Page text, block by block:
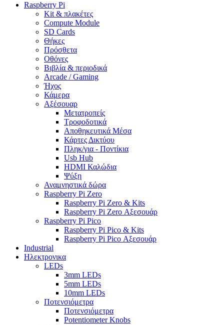
Raspberry Pi
Kit & πλακέτες
Compute Module
SD Cards
Θήκες
Πρόσθετα
Οθόνες
Βιβλία & περιοδικά
Arcade / Gaming
Ήχος
Κάμερα
Αξέσουαρ
Μετατροπείς
Τροφοδοτικά
Αποθηκευτικά Μέσα
Κάρτες Δικτύου
Πληκ/για - Ποντίκια
Usb Hub
HDMI Καλώδια
Ψύξη
Αναμνηστικά δώρα
Raspberry Pi Zero
Raspberry Pi Zero & Kits
Raspberry Pi Zero Αξεσουάρ
Raspberry Pi Pico
Raspberry Pi Pico & Kits
Raspberry Pi Pico Αξεσουάρ
Industrial
Ηλεκτρονικα
LEDs
3mm LEDs
5mm LEDs
10mm LEDs
Ποτενσιόμετρα
Ποτενσιόμετρα
Potentiometer Knobs